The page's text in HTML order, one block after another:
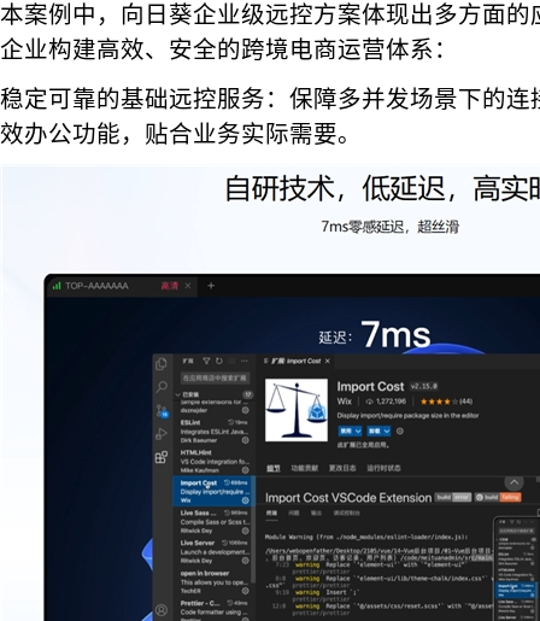
本案例中，向日葵企业级远控方案体现出多方面
企业构建高效、安全的跨境电商运营体系：
稳定可靠的基础远控服务：保障多并发场景下的
效办公功能，贴合业务实际需要。